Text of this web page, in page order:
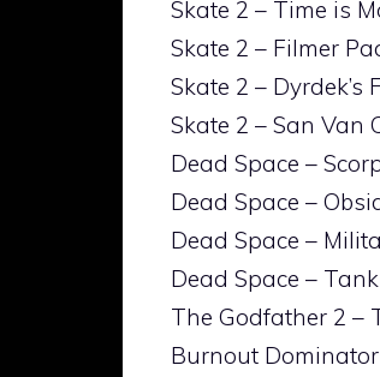
Skate 2 – Time is
Skate 2 – Filmer
Skate 2 –
Skate 2 – San Van
Dead Space –
Dead Space –
Dead Space –
Dead Space –
The Godfather 2 –
Burnout Dominator